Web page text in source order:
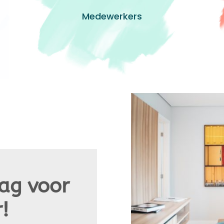
Medewerkers
voor